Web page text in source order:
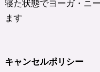
寝た状態でヨーガ・ニ
ます
キャンセルポリシー